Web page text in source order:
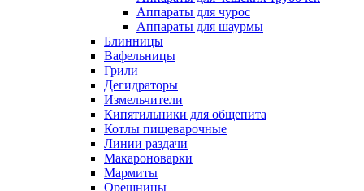
Аппараты для чурос
Аппараты для шаурмы
Блинницы
Вафельницы
Грили
Дегидраторы
Измельчители
Кипятильники для общепита
Котлы пищеварочные
Линии раздачи
Макароноварки
Мармиты
Орешницы